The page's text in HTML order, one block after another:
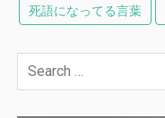
死語になってる言葉